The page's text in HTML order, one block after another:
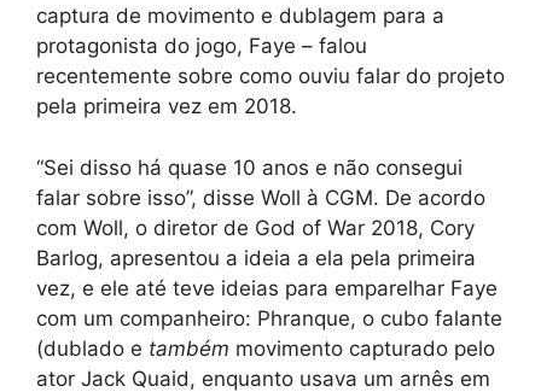
captura de movimento e dublagem para a
protagonista do jogo, Faye – falou
recentemente sobre como ouviu falar do projeto
pela primeira vez em 2018.
“Sei disso há quase 10 anos e não consegui
falar sobre isso”, disse Woll à CGM. De acordo
com Woll, o diretor de God of War 2018, Cory
Barlog, apresentou a ideia a ela pela primeira
vez, e ele até teve ideias para emparelhar Faye
com um companheiro: Phranque, o cubo falante
(dublado e também movimento capturado pelo
ator Jack Quaid, enquanto usava um arnês em